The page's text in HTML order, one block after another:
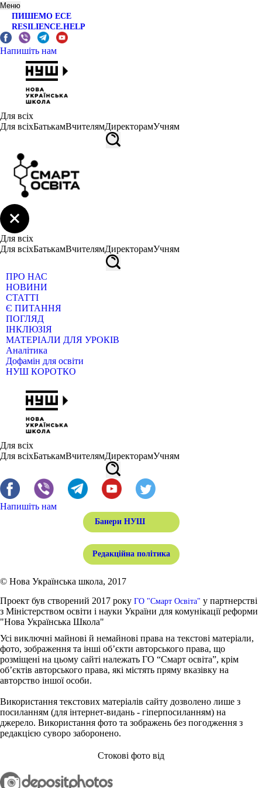
Меню
ПИШЕМО ЕСЕ
RESILIENCE.HELP
Напишіть нам
Для всіх
Для всіхБатькамВчителямДиректорамУчням
Для всіх
Для всіхБатькамВчителямДиректорамУчням
ПРО НАС
НОВИНИ
СТАТТІ
Є ПИТАННЯ
ПОГЛЯД
ІНКЛЮЗІЯ
МАТЕРІАЛИ ДЛЯ УРОКІВ
Аналітика
Дофамін для освіти
НУШ КОРОТКО
Для всіх
Для всіхБатькамВчителямДиректорамУчням
Напишіть нам
Банери НУШ
Редакційна політика
© Нова Українська школа, 2017
Проект був створений 2017 року ГО "Смарт Освіта" у партнерстві
з Міністерством освіти і науки України для комунікації реформи
"Нова Українська Школа"
Усі виключні майнові й немайнові права на текстові матеріали,
фото, зображення та інші об’єкти авторського права, що
розміщені на цьому сайті належать ГО “Смарт освіта”, крім
об’єктів авторського права, які містять пряму вказівку на
авторство іншої особи.
Використання текстових матеріалів сайту дозволено лише з
посиланням (для інтернет-видань - гіперпосиланням) на
джерело. Використання фото та зображень без погодження з
редакцією суворо заборонено.
Стокові фото від